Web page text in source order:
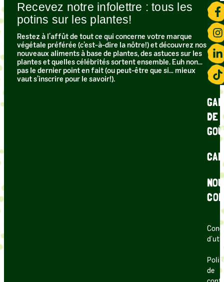
Recevez notre infolettre : tous les
potins sur les plantes!​
Restez à l’affût de tout ce qui concerne votre marque
végétale préférée (c’est-à-dire la nôtre!) et découvrez nos
nouveaux aliments à base de plantes, des astuces sur les
plantes et quelles célébrités sortent ensemble. Euh non…
pas le dernier point en fait (ou peut-être que si… mieux
vaut s’inscrire pour le savoir!).
DE
de